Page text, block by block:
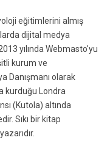
eğitimlerini almış
dijital medya
yılında Webmasto'yu
kurum ve
Danışmanı olarak
kurduğu Londra
(Kutola) altında
Sıkı bir kitap